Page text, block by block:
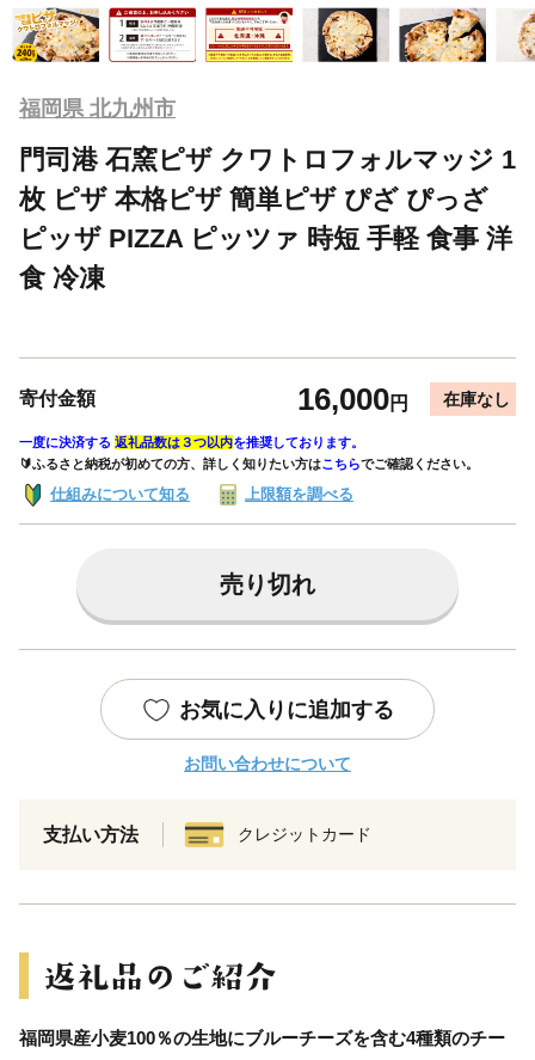
福岡県 北九州市
門司港 石窯ピザ クワトロフォルマッジ 1
枚 ピザ 本格ピザ 簡単ピザ ぴざ ぴっざ
ピッザ PIZZA ピッツァ 時短 手軽 食事 洋
食 冷凍
寄付金額 16,000円 在庫なし
一度に決済する 返礼品数は３つ以内を推奨しております。
🔰ふるさと納税が初めての方、詳しく知りたい方はこちらでご確認ください。
仕組みについて知る 上限額を調べる
売り切れ
お気に入りに追加する
お問い合わせについて
支払い方法 クレジットカード
福岡県産小麦100％の生地にブルーチーズを含む4種類のチー